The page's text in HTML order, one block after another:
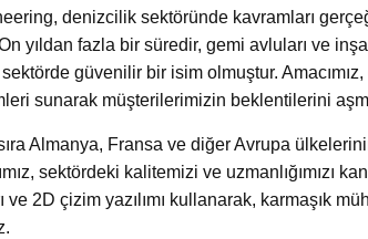
denizcilik sektöründe kavramları
On yıldan fazla bir süredir, gemi avluları ve
güvenilir bir isim olmuştur.
sunarak müşterilerimizin beklentilerini
sıra Almanya, Fransa ve diğer Avrupa
sektördeki kalitemizi ve uzmanlığımızı
ve 2D çizim yazılımı kullanarak, karmaşık